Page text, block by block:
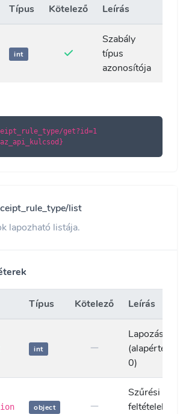
Típus Kötelező Leírás
int
Szabály
típus
azonosítója
get?id=1
list
lapozható listája.
Típus Kötelező Leírás
int
Lapozás
0)
object
Szűrési
feltételek